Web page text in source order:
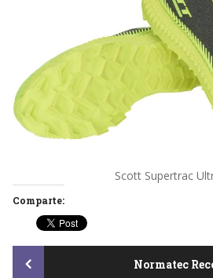
Scott Supertrac
Comparte:
Normatec